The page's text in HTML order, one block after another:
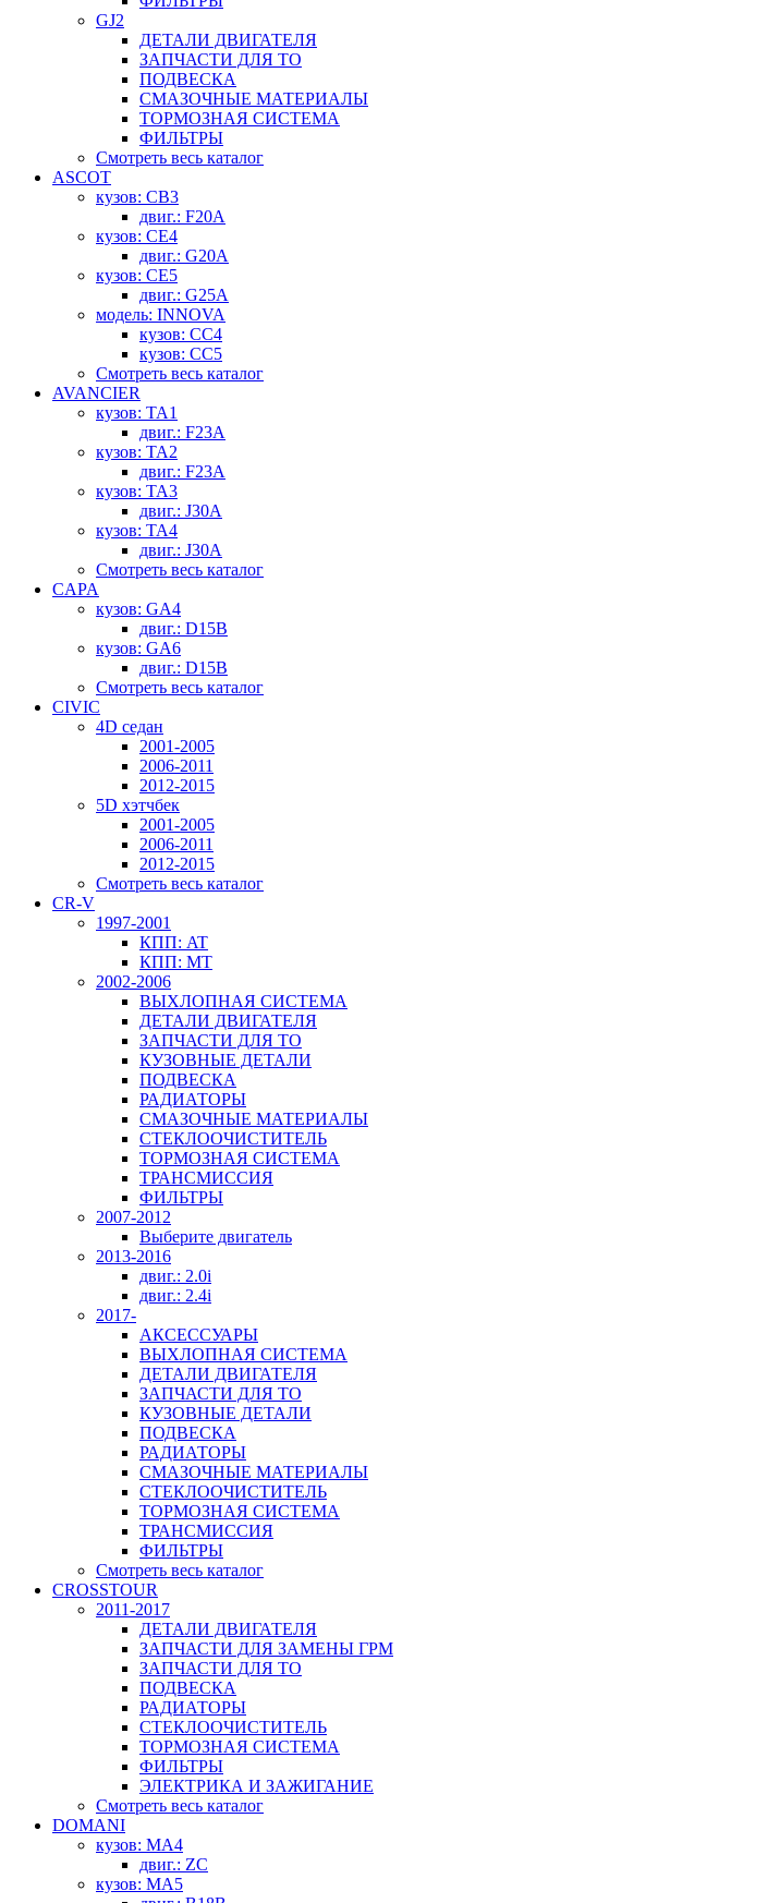
GJ2
ДЕТАЛИ ДВИГАТЕЛЯ
ЗАПЧАСТИ ДЛЯ ТО
ПОДВЕСКА
СМАЗОЧНЫЕ МАТЕРИАЛЫ
ТОРМОЗНАЯ СИСТЕМА
ФИЛЬТРЫ
Смотреть весь каталог
ASCOT
кузов: CB3
двиг.: F20A
кузов: CE4
двиг.: G20A
кузов: CE5
двиг.: G25A
модель: INNOVA
кузов: CC4
кузов: CC5
Смотреть весь каталог
AVANCIER
кузов: TA1
двиг.: F23A
кузов: TA2
двиг.: F23A
кузов: TA3
двиг.: J30A
кузов: TA4
двиг.: J30A
Смотреть весь каталог
CAPA
кузов: GA4
двиг.: D15B
кузов: GA6
двиг.: D15B
Смотреть весь каталог
CIVIC
4D седан
2001-2005
2006-2011
2012-2015
5D хэтчбек
2001-2005
2006-2011
2012-2015
Смотреть весь каталог
CR-V
1997-2001
КПП: AT
КПП: MT
2002-2006
ВЫХЛОПНАЯ СИСТЕМА
ДЕТАЛИ ДВИГАТЕЛЯ
ЗАПЧАСТИ ДЛЯ ТО
КУЗОВНЫЕ ДЕТАЛИ
ПОДВЕСКА
РАДИАТОРЫ
СМАЗОЧНЫЕ МАТЕРИАЛЫ
СТЕКЛООЧИСТИТЕЛЬ
ТОРМОЗНАЯ СИСТЕМА
ТРАНСМИССИЯ
ФИЛЬТРЫ
2007-2012
Выберите двигатель
2013-2016
двиг.: 2.0i
двиг.: 2.4i
2017-
АКСЕССУАРЫ
ВЫХЛОПНАЯ СИСТЕМА
ДЕТАЛИ ДВИГАТЕЛЯ
ЗАПЧАСТИ ДЛЯ ТО
КУЗОВНЫЕ ДЕТАЛИ
ПОДВЕСКА
РАДИАТОРЫ
СМАЗОЧНЫЕ МАТЕРИАЛЫ
СТЕКЛООЧИСТИТЕЛЬ
ТОРМОЗНАЯ СИСТЕМА
ТРАНСМИССИЯ
ФИЛЬТРЫ
Смотреть весь каталог
CROSSTOUR
2011-2017
ДЕТАЛИ ДВИГАТЕЛЯ
ЗАПЧАСТИ ДЛЯ ЗАМЕНЫ ГРМ
ЗАПЧАСТИ ДЛЯ ТО
ПОДВЕСКА
РАДИАТОРЫ
СТЕКЛООЧИСТИТЕЛЬ
ТОРМОЗНАЯ СИСТЕМА
ФИЛЬТРЫ
ЭЛЕКТРИКА И ЗАЖИГАНИЕ
Смотреть весь каталог
DOMANI
кузов: MA4
двиг.: ZC
кузов: MA5